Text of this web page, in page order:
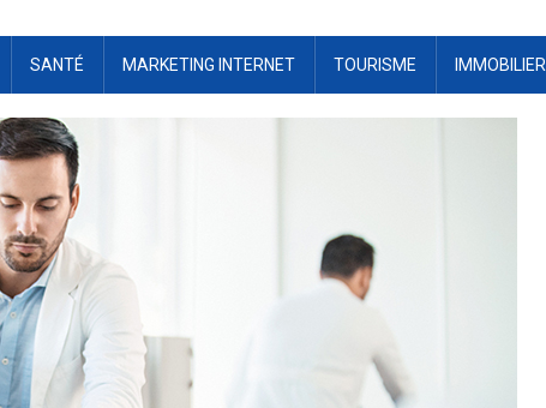
SANTÉ MARKETING INTERNET TOURISME IMMOBILIER